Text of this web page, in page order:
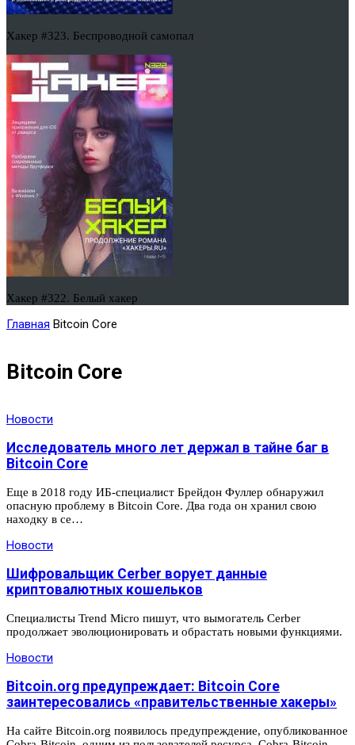
Хакер #323. Беспроводной самопал
Хакер #322. Белый хакер
Главная Bitcoin Core
Bitcoin Core
Новости
Исследователь много лет держал в тайне баг в
Bitcoin Core
Еще в 2018 году ИБ-специалист Брейдон Фуллер обнаружил
опасную проблему в Bitcoin Core. Два года он хранил свою
находку в се…
Новости
Шифровальщик Cerber ворует данные
криптовалютных кошельков
Специалисты Trend Micro пишут, что вымогатель Cerber
продолжает эволюционировать и обрастать новыми функциями.
Новости
Bitcoin.org предупреждает: Bitcoin Core
заинтересовались «правительственные хакеры»
На сайте Bitcoin.org появилось предупреждение, опубликованное